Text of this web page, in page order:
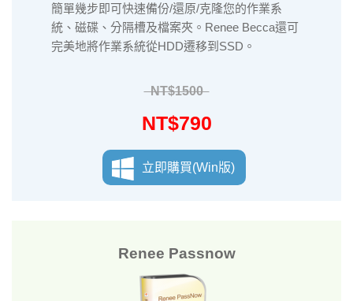
簡單幾步即可快速備份/還原/克隆您的作業系
統、磁碟、分隔槽及檔案夾。Renee Becca還可
完美地將作業系統從HDD遷移到SSD。
NT$1500
NT$790
立即購買(Win版)
Renee Passnow